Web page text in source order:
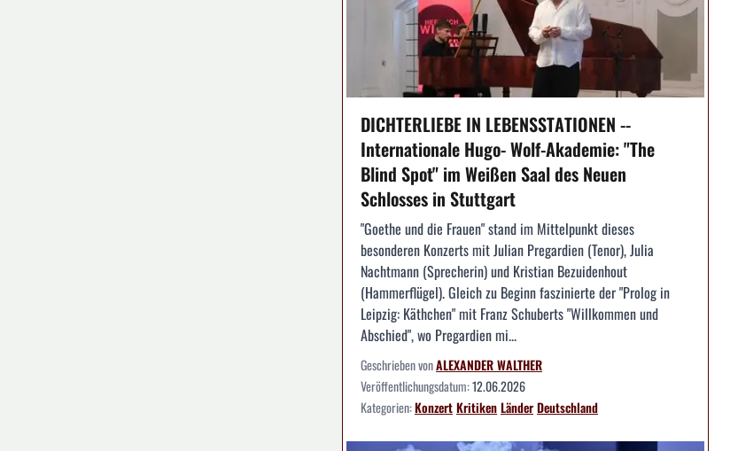
DICHTERLIEBE IN LEBENSSTATIONEN --
Internationale Hugo- Wolf-Akademie: "The
Blind Spot" im Weißen Saal des Neuen
Schlosses in Stuttgart
"Goethe und die Frauen" stand im Mittelpunkt dieses
besonderen Konzerts mit Julian Pregardien (Tenor), Julia
Nachtmann (Sprecherin) und Kristian Bezuidenhout
(Hammerflügel). Gleich zu Beginn faszinierte der "Prolog in
Leipzig: Käthchen" mit Franz Schuberts "Willkommen und
Abschied", wo Pregardien mi...
Geschrieben vonALEXANDER WALTHER
Veröffentlichungsdatum:12.06.2026
Kategorien:KonzertKritikenLänderDeutschland